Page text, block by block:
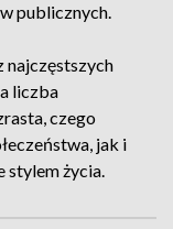
publicznych.
najczęstszych
liczba
czego
jak i
stylem życia.